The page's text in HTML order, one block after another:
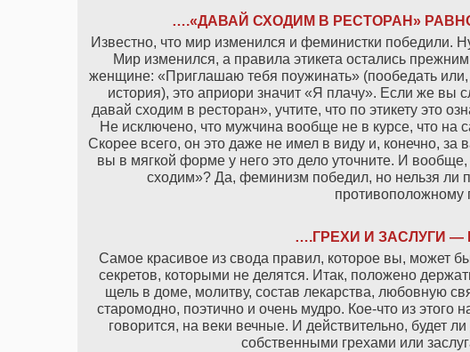
….«ДАВАЙ СХОДИМ В РЕСТОРАН»
Известно, что мир изменился и феминистки победили.
Мир изменился, а правила этикета остались
женщине: «Приглашаю тебя поужинать» (пообедать или,
история), это априори значит «Я плачу». Если же
давай сходим в ресторан», учтите, что по этикету это
Не исключено, что мужчина вообще не в курсе, что на
Скорее всего, он это даже не имел в виду и, конечно, за
вы в мягкой форме у него это дело уточните. И
сходим»? Да, феминизм победил, но нельзя ли
противоположному
….ГРЕХИ И ЗАСЛУГИ —
Самое красивое из свода правил, которое вы, может
секретов, которыми не делятся. Итак, положено
щель в доме, молитву, состав лекарства, любовную
старомодно, поэтично и очень мудро. Кое-что из этого
говорится, на веки вечные. И действительно, будет
собственными грехами или